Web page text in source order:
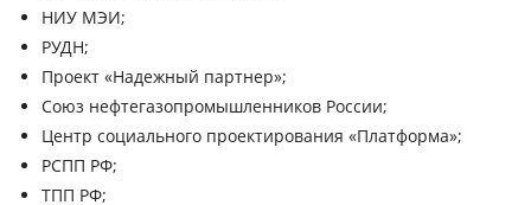
НИУ МЭИ;
РУДН;
Проект «Надежный партнер»;
Союз нефтегазопромышленников России;
Центр социального проектирования «Платформа»;
РСПП РФ;
ТПП РФ;